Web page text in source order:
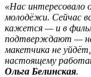
«Нас интересовало
молодёжи. Сейчас
кажется — и в
подтверждают —
макетчика не
настоящему
Ольга Белинская.